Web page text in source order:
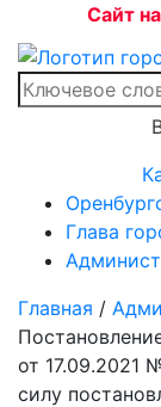
Сайт
Глава
Главная /
от 17.09.2021
силу